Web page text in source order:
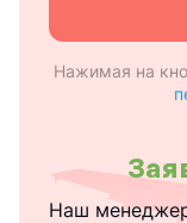
Нажимая на
Наш